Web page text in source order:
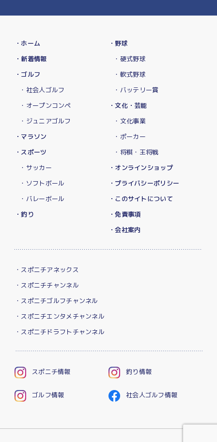
・ホーム
・新着情報
・ゴルフ
・社会人ゴルフ
・オープンコンペ
・ジュニアゴルフ
・マラソン
・スポーツ
・サッカー
・ソフトボール
・バレーボール
・釣り
・野球
・硬式野球
・軟式野球
・バッテリー賞
・文化・芸能
・文化事業
・ポーカー
・将棋・王将戦
・オンラインショップ
・プライバシーポリシー
・このサイトについて
・免責事項
・会社案内
・スポニチアネックス
・スポニチチャンネル
・スポニチゴルフチャンネル
・スポニチエンタメチャンネル
・スポニチドラフトチャンネル
スポニチ情報 釣り情報
ゴルフ情報 社会人ゴルフ情報